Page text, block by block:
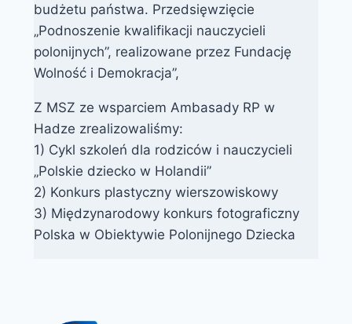
budżetu państwa. Przedsięwzięcie
„Podnoszenie kwalifikacji nauczycieli
polonijnych”, realizowane przez Fundację
Wolność i Demokracja”,
Z MSZ ze wsparciem Ambasady RP w
Hadze zrealizowaliśmy:
1) Cykl szkoleń dla rodziców i nauczycieli
„Polskie dziecko w Holandii”
2) Konkurs plastyczny wierszowiskowy
3) Międzynarodowy konkurs fotograficzny
Polska w Obiektywie Polonijnego Dziecka